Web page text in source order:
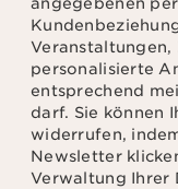
Veranstaltungen,
personalisierte
entsprechend
darf. Sie können
widerrufen,
Newsletter
Verwaltung Ihrer